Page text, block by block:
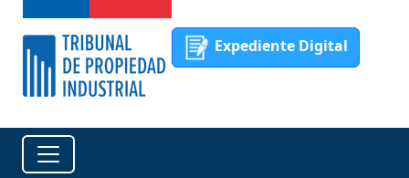
Expediente Digital